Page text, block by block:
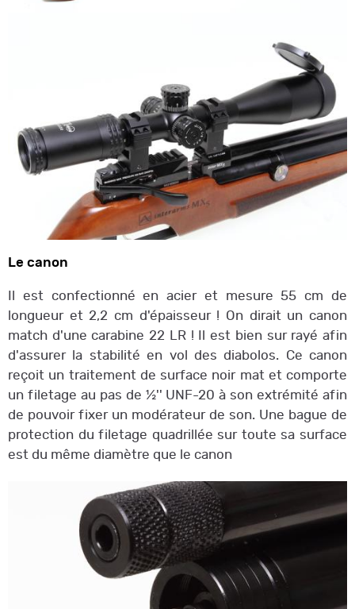
Le canon
Il est confectionné en acier et mesure 55 cm de
longueur et 2,2 cm d'épaisseur ! On dirait un canon
match d'une carabine 22 LR ! Il est bien sur rayé afin
d'assurer la stabilité en vol des diabolos. Ce canon
reçoit un traitement de surface noir mat et comporte
un filetage au pas de ½'' UNF-20 à son extrémité afin
de pouvoir fixer un modérateur de son. Une bague de
protection du filetage quadrillée sur toute sa surface
est du même diamètre que le canon